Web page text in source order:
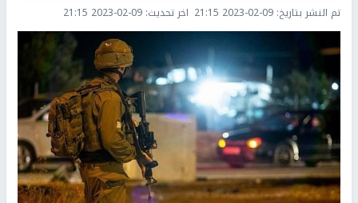
تم النشر بتاريخ: 2023-02-09 21:15 اخر تحديث: 2023-02-09 21:15